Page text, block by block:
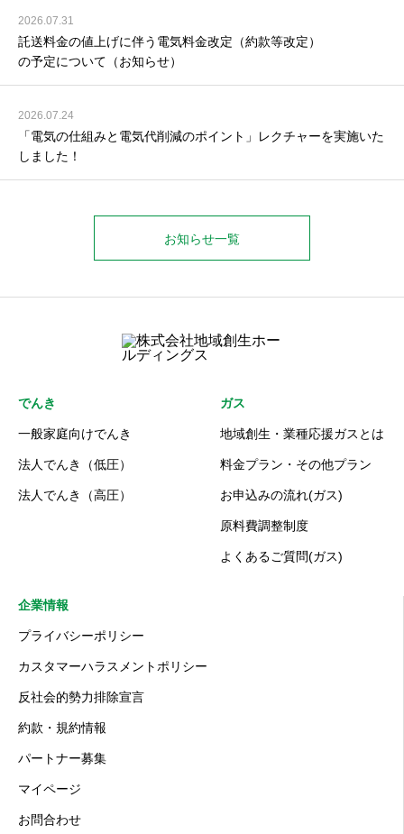
2026.07.31
託送料金の値上げに伴う電気料金改定（約款等改定）
の予定について（お知らせ）
2026.07.24
「電気の仕組みと電気代削減のポイント」レクチャーを実施いた
しました！
お知らせ一覧
でんき
一般家庭向けでんき
法人でんき（低圧）
法人でんき（高圧）
ガス
地域創生・業種応援ガスとは
料金プラン・その他プラン
お申込みの流れ(ガス)
原料費調整制度
よくあるご質問(ガス)
企業情報
プライバシーポリシー
カスタマーハラスメントポリシー
反社会的勢力排除宣言
約款・規約情報
パートナー募集
マイページ
お問合わせ